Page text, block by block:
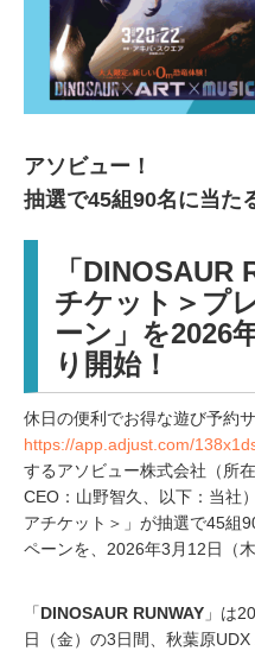
アソビュー！
抽選で45組90名に当た
「DINOSAUR
チケット＞プ
ーン」を2026
り開始！
休日の便利でお得な遊び予約
https://app.adjust.com/
するアソビュー株式会社（所
CEO：山野智久、以下：当社
アチケット＞」が抽選で45組
ペーンを、2026年3月12日（
「DINOSAUR RUNWAY 」は
日（金）の3日間、秋葉原